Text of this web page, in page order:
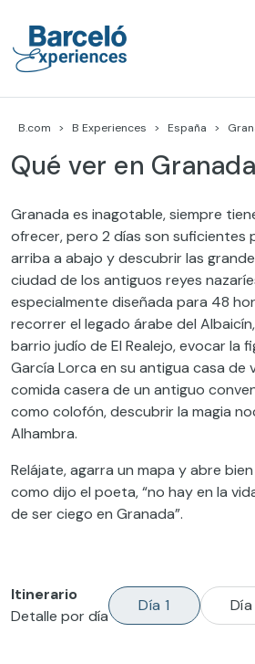
content
B.com B Experiences España
Qué ver en
Granada es inagotable, siempre
ofrecer, pero 2 días son suficientes
arriba a abajo y descubrir las
ciudad de los antiguos reyes
especialmente diseñada para 48
recorrer el legado árabe del
barrio judío de El Realejo, evocar la
García Lorca en su antigua casa de
comida casera de un antiguo
como colofón, descubrir la magia
Alhambra.
Relájate, agarra un mapa y abre
como dijo el poeta, “no hay en la
de ser ciego en Granada”.
Itinerario
Detalle por día
Día 1